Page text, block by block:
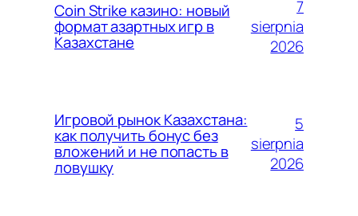
Coin Strike казино: новый
формат азартных игр в
Казахстане
7
sierpnia
2026
Игровой рынок Казахстана:
как получить бонус без
вложений и не попасть в
ловушку
5
sierpnia
2026